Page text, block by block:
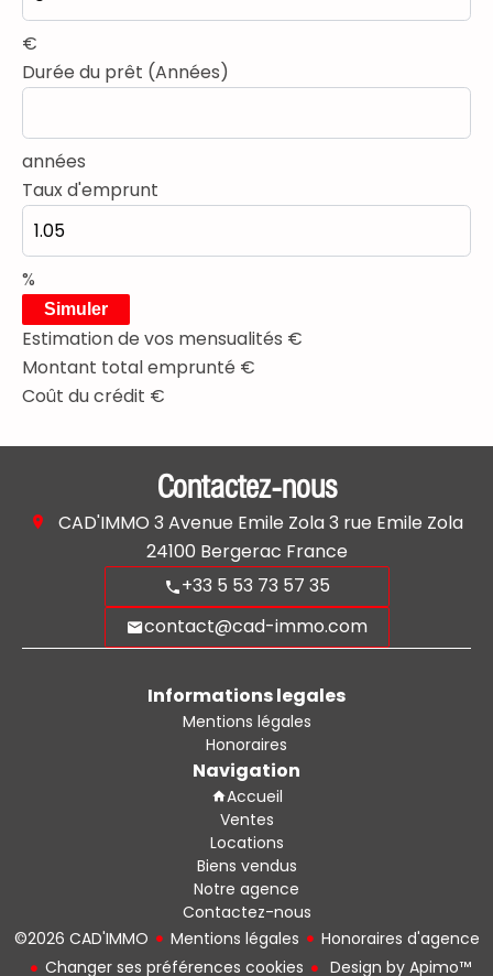
€
Durée du prêt (Années)
années
Taux d'emprunt
%
Simuler
Estimation de vos mensualités €
Montant total emprunté €
Coût du crédit €
Contactez-nous
CAD'IMMO 3 Avenue Emile Zola 3 rue Emile Zola
24100 Bergerac France
+33 5 53 73 57 35
contact@cad-immo.com
Informations legales
Mentions légales
Honoraires
Navigation
Accueil
Ventes
Locations
Biens vendus
Notre agence
Contactez-nous
©2026 CAD'IMMO
Mentions légales
Honoraires d'agence
Changer ses préférences cookies
Design by Apimo™